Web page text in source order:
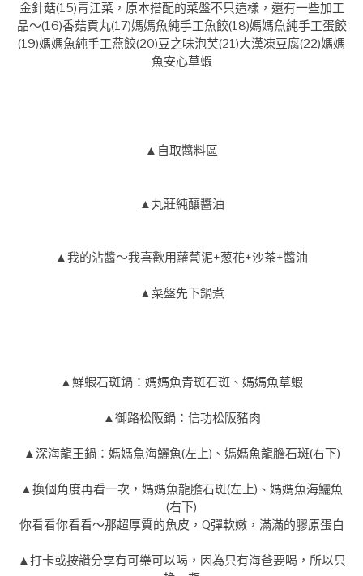
金針菇(15)青江菜，原本搭配的菜盤不只這樣，還有一些加工
品～(16)香菇貢丸(17)媽媽魚純手工魚餃(18)媽媽魚純手工蛋餃
(19)媽媽魚純手工燕餃(20)豆之味泡芙(21)大漢凍豆腐(22)媽媽
魚安心草蝦
▲自取醬料區
▲丸莊純釀醬油
▲我的沾醬～我喜歡用蘿蔔泥+葱花+沙茶+醬油
▲菜盤先下鍋煮
▲鮮蝦石斑鍋：媽媽魚青斑石斑、媽媽魚草蝦
▲御路松阪鍋：信功松阪豬肉
▲深海龍王鍋：媽媽魚海鱺魚(左上)、媽媽魚龍膽石斑(右下)
▲換個角度再看一次，媽媽魚龍膽石斑(左上)、媽媽魚海鱺魚
(右下)
你看看你看看～那超厚質的魚皮，Q彈軟嫩，滿滿的膠原蛋白
▲打卡或按讚分享有可樂可以喝，因為只有海爸要喝，所以只